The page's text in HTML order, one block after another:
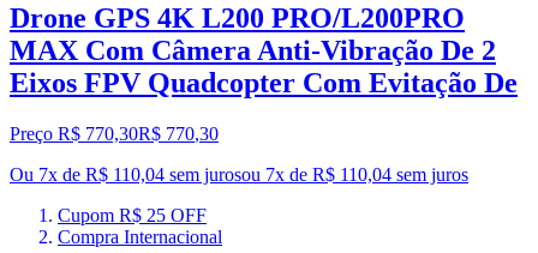
Drone GPS 4K L200 PRO/L200PRO
MAX Com Câmera Anti-Vibração De 2
Eixos FPV Quadcopter Com Evitação De
Preço R$ 770,30R$ 770,30
Ou 7x de R$ 110,04 sem jurosou 7x de R$ 110,04 sem juros
Cupom R$ 25 OFF
Compra Internacional